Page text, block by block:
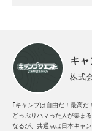
キ
株式
｢キャンプは自由だ！最高
どっぷりハマった人が集ま
なるが、共通点は日本キャ